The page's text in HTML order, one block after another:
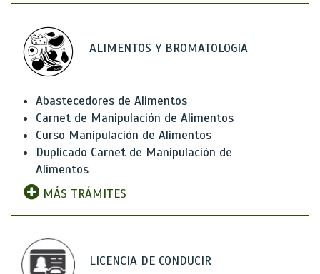
ALIMENTOS Y BROMATOLOGíA
Abastecedores de Alimentos
Carnet de Manipulación de Alimentos
Curso Manipulación de Alimentos
Duplicado Carnet de Manipulación de
Alimentos
MÁS TRÁMITES
LICENCIA DE CONDUCIR